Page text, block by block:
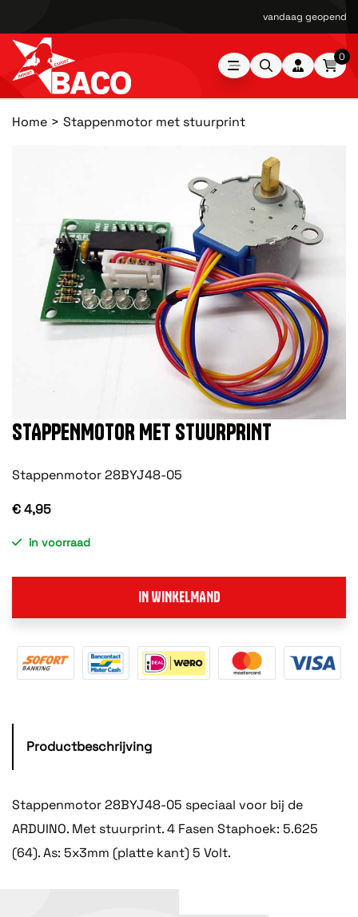
vandaag geopend
0
Home Stappenmotor met stuurprint
STAPPENMOTOR MET STUURPRINT
Stappenmotor 28BYJ48-05
€ 4,95
in voorraad
IN WINKELMAND
Productbeschrijving
Stappenmotor 28BYJ48-05 speciaal voor bij de
ARDUINO. Met stuurprint. 4 Fasen Staphoek: 5.625
(64). As: 5x3mm (platte kant) 5 Volt.